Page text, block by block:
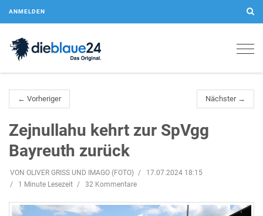
ANMELDEN
← Vorheriger Nächster →
Zejnullahu kehrt zur SpVgg
Bayreuth zurück
VON OLIVER GRISS UND IMAGO (FOTO)
17.07.2024 18:15
1 Minute Lesezeit
32 Kommentare